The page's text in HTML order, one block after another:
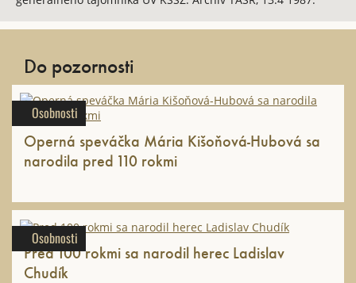
Do pozornosti
Osobnosti
Operná speváčka Mária Kišoňová-Hubová sa
narodila pred 110 rokmi
Osobnosti
Pred 100 rokmi sa narodil herec Ladislav
Chudík